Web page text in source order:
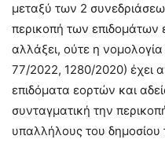
μεταξύ των 2
περικοπή των επιδομάτων
αλλάξει, ούτε η
77/2022, 1280/2020) έχει
επιδόματα εορτών και
συνταγματική την
υπαλλήλους του